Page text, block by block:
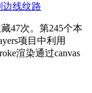
边线纹路
47次。第245个本
项目中利用
渲染通过canvas